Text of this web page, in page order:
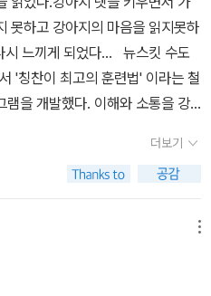
프로그램의 전반적인 내용을 자
할 곳 ● 강아지 훈련하기: 언제,
적절한 사용법 ● 식습관, 그루밍
없는 문제에 대해서도 이야기한
입된 시도들(클리커 훈련, 라디오
전문 산책 도우미를 고용할 때
태어난 아기를 소개시키는 방법
못하고 강아지의 마음을 읽지못하
되었다... 뉴스킷 수도
'칭찬이 최고의 훈련법' 이라는 철
다.​ 이해와 소통을 강
다...​ 강아지의 양육과 이해, 복종훈
에서부터 다시 짚게 만드는 생각
는 실용적인 책이다.​​ 강아지에 대
게 더 강아지를 이해하고 강아지를
부 민감성 훈련4부 올바른 훈련의
더보기